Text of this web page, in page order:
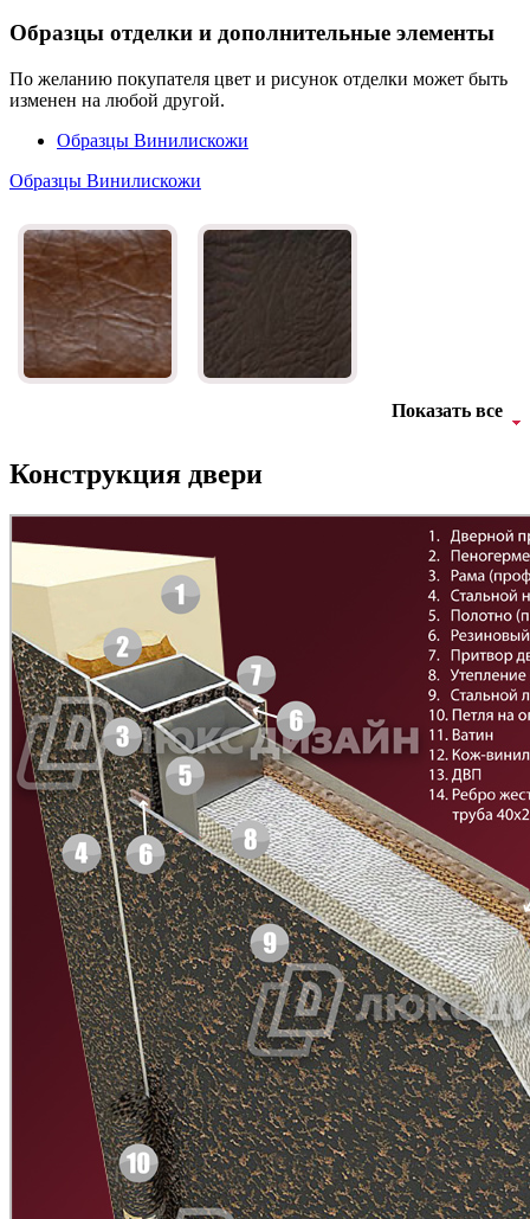
Образцы отделки и дополнительные элементы
По желанию покупателя цвет и рисунок отделки может быть
изменен на любой другой.
Образцы Винилискожи
Образцы Винилискожи
Показать все
Конструкция двери